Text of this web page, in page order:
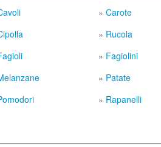
» Carote
» Rucola
» Fagiolini
» Patate
» Rapanelli